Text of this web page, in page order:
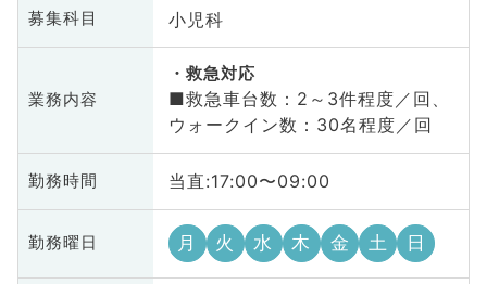
募集科目 小児科
業務内容
救急対応
■救急車台数：2～3件程度／回、
ウォークイン数：30名程度／回
勤務時間 当直:17:00〜09:00
勤務曜日 月 火 水 木 金 土 日